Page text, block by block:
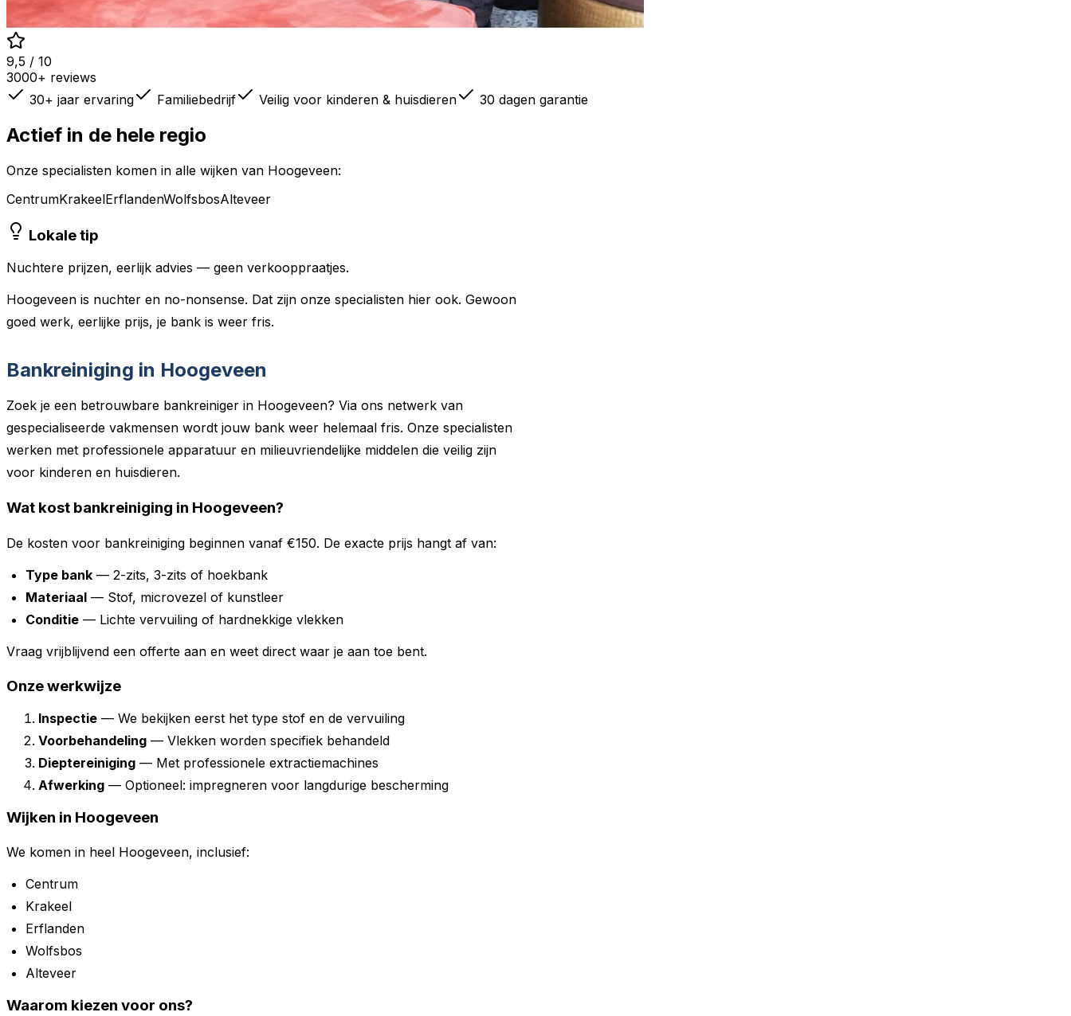
9,5 / 10
3000+ reviews
30+ jaar ervaring
Familiebedrijf Veilig voor kinderen & huisdieren 30 dagen garantie
Actief in de hele regio
Onze specialisten komen in alle wijken van Hoogeveen:
CentrumKrakeelErflandenWolfsbosAlteveer
Lokale tip
Nuchtere prijzen, eerlijk advies — geen verkooppraatjes.
Hoogeveen is nuchter en no-nonsense. Dat zijn onze specialisten hier ook. Gewoon
goed werk, eerlijke prijs, je bank is weer fris.
Bankreiniging in Hoogeveen
Zoek je een betrouwbare bankreiniger in Hoogeveen? Via ons netwerk van
gespecialiseerde vakmensen wordt jouw bank weer helemaal fris. Onze specialisten
werken met professionele apparatuur en milieuvriendelijke middelen die veilig zijn
voor kinderen en huisdieren.
Wat kost bankreiniging in Hoogeveen?
De kosten voor bankreiniging beginnen vanaf €150. De exacte prijs hangt af van:
Type bank — 2-zits, 3-zits of hoekbank
Materiaal — Stof, microvezel of kunstleer
Conditie — Lichte vervuiling of hardnekkige vlekken
Vraag vrijblijvend een offerte aan en weet direct waar je aan toe bent.
Onze werkwijze
Inspectie — We bekijken eerst het type stof en de vervuiling
Voorbehandeling — Vlekken worden specifiek behandeld
Dieptereiniging — Met professionele extractiemachines
Afwerking — Optioneel: impregneren voor langdurige bescherming
Wijken in Hoogeveen
We komen in heel Hoogeveen, inclusief:
Centrum
Krakeel
Erflanden
Wolfsbos
Alteveer
Waarom kiezen voor ons?